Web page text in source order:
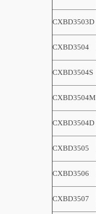
CXBD3503D
CXBD3504
CXBD3504S
CXBD3504M
CXBD3504D
CXBD3505
CXBD3506
CXBD3507